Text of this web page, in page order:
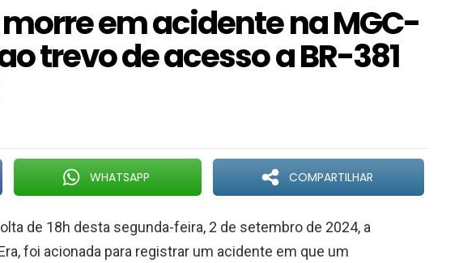
em acidente na MGC-
trevo de acesso a BR-381
WHATSAPP COMPARTILHAR
de 18h desta segunda-feira, 2 de setembro de 2024, a
foi acionada para registrar um acidente em que um